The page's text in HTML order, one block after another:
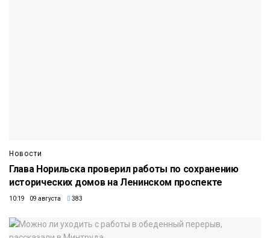
Новости
Глава Норильска проверил работы по сохранению
исторических домов на Ленинском проспекте
10:19 09 августа 383